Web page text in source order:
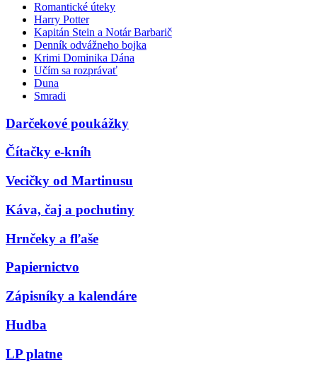
Romantické úteky
Harry Potter
Kapitán Stein a Notár Barbarič
Denník odvážneho bojka
Krimi Dominika Dána
Učím sa rozprávať
Duna
Smradi
Darčekové poukážky
Čítačky e-kníh
Vecičky od Martinusu
Káva, čaj a pochutiny
Hrnčeky a fľaše
Papiernictvo
Zápisníky a kalendáre
Hudba
LP platne